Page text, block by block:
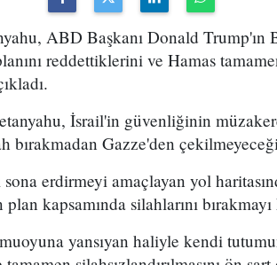
ABD Başkanı Donald Trump'ın
reddettiklerini ve Hamas
İsrail'in güvenliğinin
bırakmadan Gazze'den
sona erdirmeyi amaçlayan yol
plan kapsamında silahlarını
yansıyan haliyle kendi